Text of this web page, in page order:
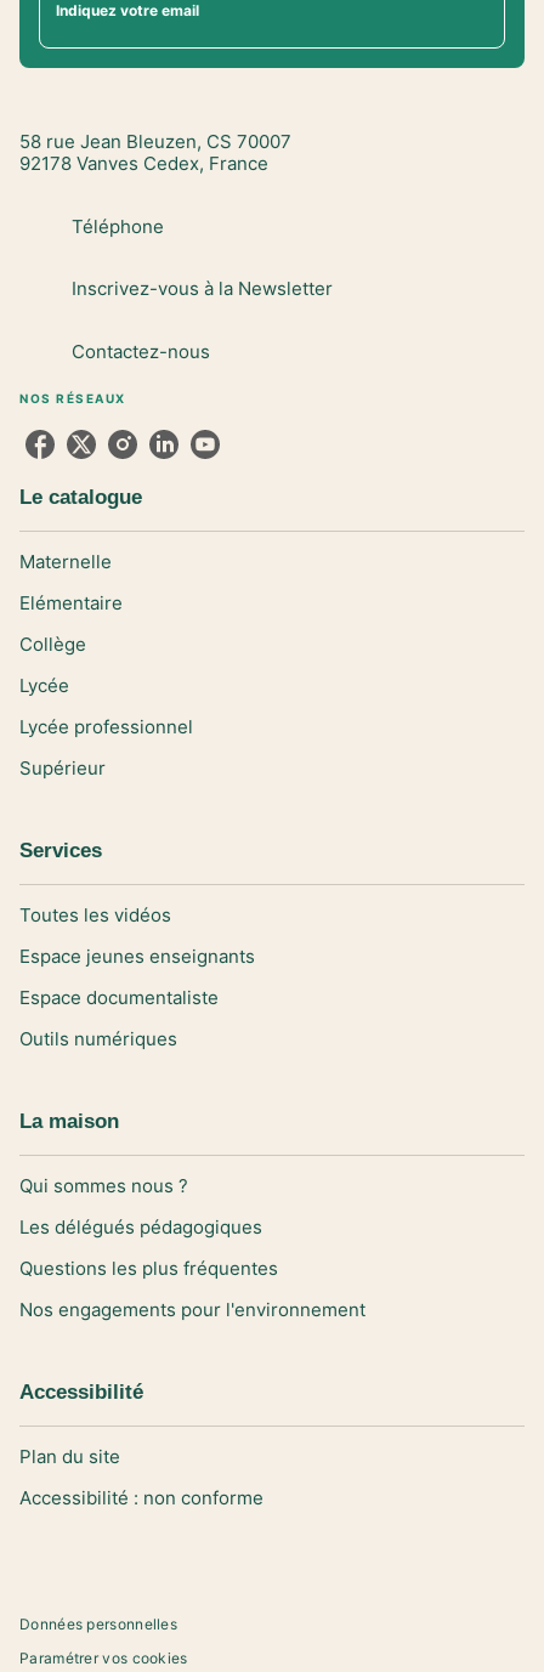
Indiquez votre email
58 rue Jean Bleuzen, CS 70007
92178 Vanves Cedex, France
Téléphone
Inscrivez-vous à la Newsletter
Contactez-nous
NOS RÉSEAUX
Le catalogue
Maternelle
Elémentaire
Collège
Lycée
Lycée professionnel
Supérieur
Services
Toutes les vidéos
Espace jeunes enseignants
Espace documentaliste
Outils numériques
La maison
Qui sommes nous ?
Les délégués pédagogiques
Questions les plus fréquentes
Nos engagements pour l'environnement
Accessibilité
Plan du site
Accessibilité : non conforme
Données personnelles
Paramétrer vos cookies